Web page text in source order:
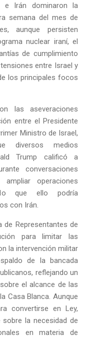
e Irán dominaron la
semana del mes de
aunque persisten
nuclear iraní, el
de cumplimiento
entre Israel y
los principales focos
las aseveraciones
entre el Presidente
Ministro de Israel,
diversos medios
Trump calificó a
conversaciones
operaciones
que ello podría
con Irán.
de Representantes de
para limitar las
la intervención militar
de la bancada
reflejando un
el alcance de las
Casa Blanca. Aunque
convertirse en Ley,
la necesidad de
en materia de